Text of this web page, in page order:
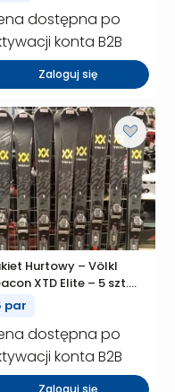
dostępna po
konta B2B
Zaloguj się
Hurtowy – Völkl
XTD Elite – 5 szt.
par
dostępna po
konta B2B
Zaloguj się